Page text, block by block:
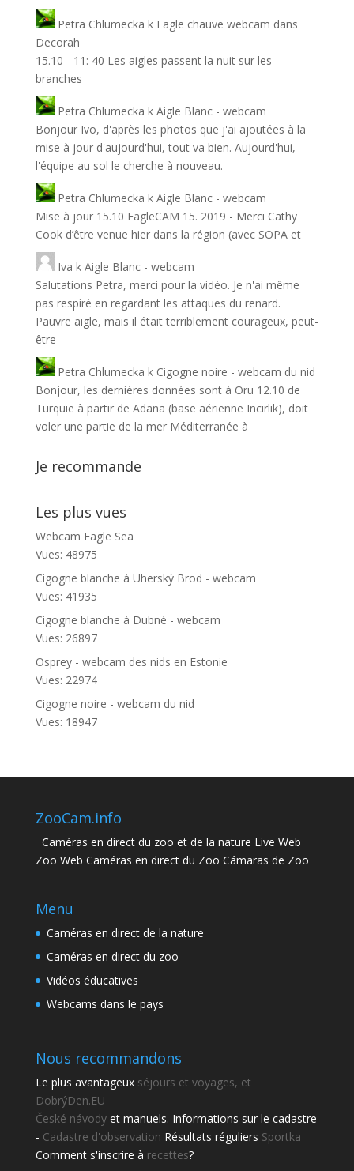
Petra Chlumecka k Eagle chauve webcam dans
Decorah
15.10 - 11: 40 Les aigles passent la nuit sur les
branches
Petra Chlumecka k Aigle Blanc - webcam
Bonjour Ivo, d'après les photos que j'ai ajoutées à la
mise à jour d'aujourd'hui, tout va bien. Aujourd'hui,
l'équipe au sol le cherche à nouveau.
Petra Chlumecka k Aigle Blanc - webcam
Mise à jour 15.10 EagleCAM 15. 2019 - Merci Cathy
Cook d’être venue hier dans la région (avec SOPA et
Iva k Aigle Blanc - webcam
Salutations Petra, merci pour la vidéo. Je n'ai même
pas respiré en regardant les attaques du renard.
Pauvre aigle, mais il était terriblement courageux, peut-
être
Petra Chlumecka k Cigogne noire - webcam du nid
Bonjour, les dernières données sont à Oru 12.10 de
Turquie à partir de Adana (base aérienne Incirlik), doit
voler une partie de la mer Méditerranée à
Je recommande
Les plus vues
Webcam Eagle Sea
Vues: 48975
Cigogne blanche à Uherský Brod - webcam
Vues: 41935
Cigogne blanche à Dubné - webcam
Vues: 26897
Osprey - webcam des nids en Estonie
Vues: 22974
Cigogne noire - webcam du nid
Vues: 18947
ZooCam.info
Caméras en direct du zoo et de la nature Live Web
Zoo Web Caméras en direct du Zoo Cámaras de Zoo
Menu
Caméras en direct de la nature
Caméras en direct du zoo
Vidéos éducatives
Webcams dans le pays
Nous recommandons
Le plus avantageux séjours et voyages, et
DobrýDen.EU
České návodyet manuels. Informations sur le cadastre
- Cadastre d'observation Résultats réguliers Sportka
Comment s'inscrire à recettes?